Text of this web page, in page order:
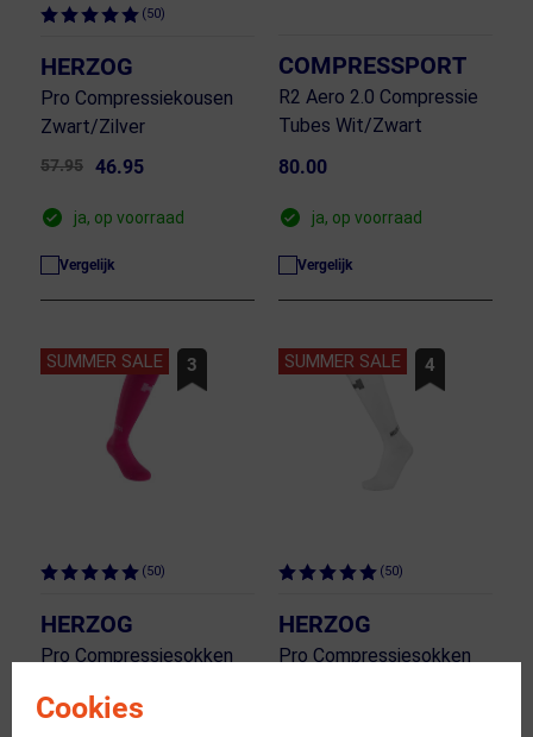
Cookies
(50)
HERZOG
Pro Compressiekousen
Zwart/Zilver
57.95 46.95
ja, op voorraad
Vergelijk
COMPRESSPORT
R2 Aero 2.0 Compressie
Tubes Wit/Zwart
80.00
ja, op voorraad
Vergelijk
SUMMER SALE 3
(50)
HERZOG
Pro Compressiesokken
57.95 46.95
SUMMER SALE 4
(50)
HERZOG
Pro Compressiesokken